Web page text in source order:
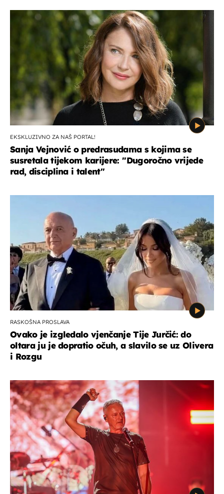
EKSKLUZIVNO ZA NAŠ PORTAL!
Sanja Vejnović o predrasudama s kojima se
susretala tijekom karijere: ''Dugoročno vrijede
rad, disciplina i talent''
RASKOŠNA PROSLAVA
Ovako je izgledalo vjenčanje Tije Jurčić: do
oltara ju je dopratio očuh, a slavilo se uz Olivera
i Rozgu